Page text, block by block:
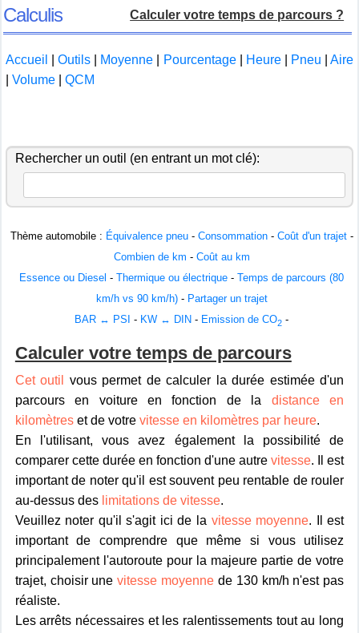
Calculis Calculer votre temps de parcours ?
Accueil Outils Moyenne Pourcentage Heure Pneu
Aire
Volume QCM
Rechercher un outil (en entrant un mot clé):
Thème automobile : Équivalence pneu- Consommation- Coût d'un trajet-
Combien de km - Coût au km
Essence ou Diesel -Thermique ou électrique -Temps de parcours (80
km/h vs 90 km/h)- Partager un trajet
BAR ↔ PSI - KW ↔ DIN - Emission de CO2 -
Calculer votre temps de parcours
Cet outil
vous permet de calculer la durée estimée d'un
parcours en voiture en fonction de la distance en
kilomètreset de votre vitesse en kilomètres par heure.
En l'utilisant, vous avez également la possibilité de
comparer cette durée en fonction d'une autrevitesse. Il est
important de noter qu'il est souvent peu rentable de rouler
au-dessus des limitations de vitesse.
Veuillez noter qu'il s'agit ici de la vitesse moyenne. Il est
important de comprendre que même si vous utilisez
principalement l'autoroute pour la majeure partie de votre
trajet, choisir unevitesse moyenne de 130 km/h n'est pas
réaliste.
Les arrêts nécessaires et les ralentissements tout au long